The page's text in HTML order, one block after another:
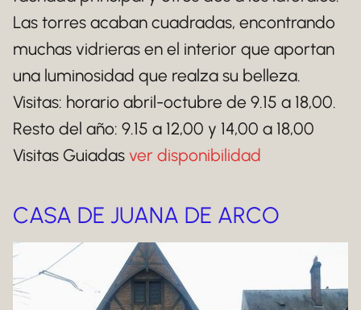
Las torres acaban cuadradas, encontrando
muchas vidrieras en el interior que aportan
una luminosidad que realza su belleza.
Visitas: horario abril-octubre de 9.15 a 18,00.
Resto del año: 9.15 a 12,00 y 14,00 a 18,00
Visitas Guiadas ver disponibilidad
CASA DE JUANA DE ARCO